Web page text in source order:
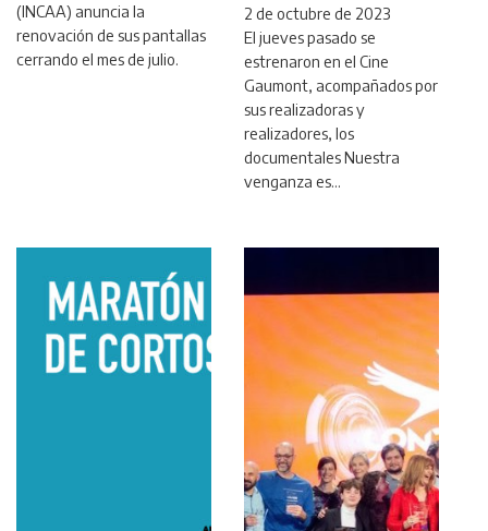
(INCAA) anuncia la
renovación de sus pantallas
cerrando el mes de julio.
2 de octubre de 2023
El jueves pasado se
estrenaron en el Cine
Gaumont, acompañados por
sus realizadoras y
realizadores, los
documentales Nuestra
venganza es…